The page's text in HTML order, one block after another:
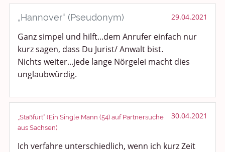
„Hannover“ (Pseudonym) 29.04.2021
Ganz simpel und hilft...dem Anrufer einfach nur
kurz sagen, dass Du Jurist/ Anwalt bist.
Nichts weiter...jede lange Nörgelei macht dies
unglaubwürdig.
„Staßfurt“ (Ein Single Mann (54) auf Partnersuche
aus Sachsen)
30.04.2021
Ich verfahre unterschiedlich, wenn ich kurz Zeit